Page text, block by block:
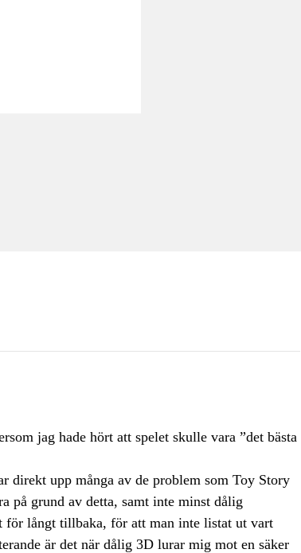
jag hade hört att spelet skulle vara ”det bästa
direkt upp många av de problem som Toy Story
på grund av detta, samt inte minst dålig
för långt tillbaka, för att man inte listat ut vart
är det när dålig 3D lurar mig mot en säker